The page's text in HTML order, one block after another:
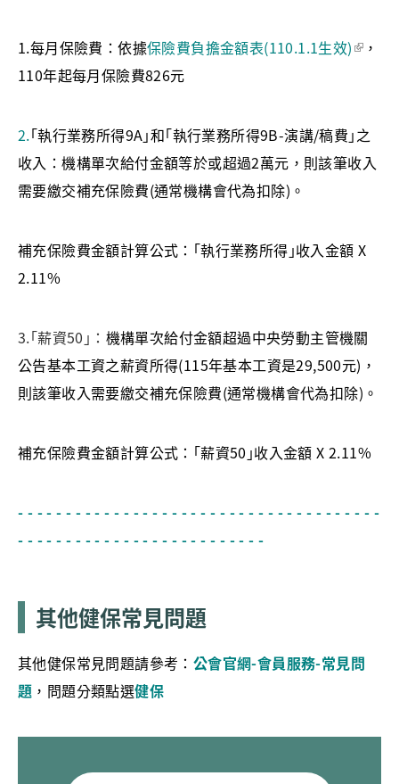
1.每月保險費：依據保險費負擔金額表(110.1.1生效) ，
110年起每月保險費826元
2.｢執行業務所得9A｣和｢執行業務所得9B-演講/稿費｣之
收入：機構單次給付金額等於或超過2萬元，則該筆收入
需要繳交補充保險費(通常機構會代為扣除)。
補充保險費金額計算公式：｢執行業務所得｣收入金額 X
2.11%
3.｢薪資50｣： ​機構單次給付金額超過中央勞動主管機關
公告基本工資之薪資所得(115年基本工資是29,500元)，
則該筆收入需要繳交補充保險費(通常機構會代為扣除)。
補充保險費金額計算公式：｢薪資50｣收入金額 X 2.11%
- - - - - - - - - - - - - - - - - - - - - - - - - - - - - - - - - - - - - -
- - - - - - - - - - - - - - - - - - - - - - - - - -
其他健保常見問題
其他健保常見問題請參考： 公會官網-會員服務-常見問
題 ，問題分類點選健保